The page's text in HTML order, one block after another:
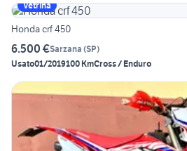
Vetrina
Honda crf 450
6.500 €Sarzana (SP)
Usato01/2019100 KmCross / Enduro